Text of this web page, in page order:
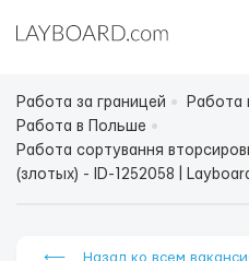
Работа за границей
Работа
Работа в Польше
Работа сортування
(злотых) - ID-1252058 |
⟵ Назад ко всем